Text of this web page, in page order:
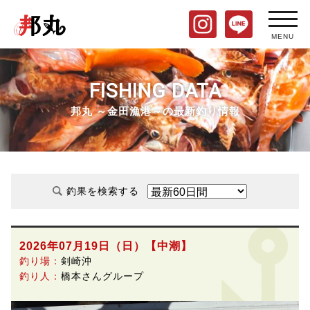
MENU
FISHING DATA
邦丸 ～金田漁港～の最新釣り情報
釣果を検索する
2026年07月19日（日） 【中潮】
釣り場： 剣崎沖
釣り人： 橋本さんグループ